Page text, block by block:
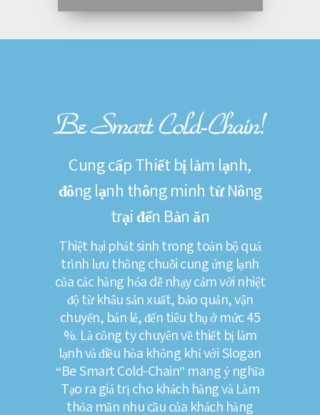
Cung cấp Thiết bị làm lạnh,
đông lạnh thông minh từ Nông
trại đến Bàn ăn
Thiệt hại phát sinh trong toàn bộ quá
trình lưu thông chuỗi cung ứng lạnh
của các hàng hóa dễ nhạy cảm với nhiệt
độ từ khâu sản xuất, bảo quản, vận
chuyển, bán lẻ, đến tiêu thụ ở mức 45
%. Là công ty chuyên về thiết bị làm
lạnh và điều hòa không khí với Slogan
“Be Smart Cold-Chain” mang ý nghĩa
Tạo ra giá trị cho khách hàng và Làm
thỏa mãn nhu cầu của khách hàng